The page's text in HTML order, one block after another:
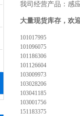
我司经营产品：感
大量现货库存，欢
101017995
101096075
101186306
101126604
103009973
103028206
103041185
103001756
151183375